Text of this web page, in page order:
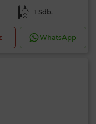
1 Sdb.
WhatsApp
critère souhaitez-